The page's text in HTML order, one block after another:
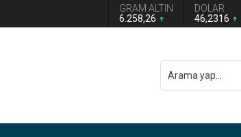
GRAM ALTIN
6.258,26
DOLAR
46,2316